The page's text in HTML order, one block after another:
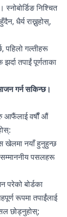
निश्चित
धैर्य राख्नुहोस्,
पहिलो गल्तीहरू
तपाईं पूर्णताका
गर्न सकिन्छ।
आफैंलाई वर्षौं औं
खेलमा नयाँ हुनुहुन्छ
सम्माननीय पसलहरू
परेको बोर्डका
रूपमा तपाईंलाई
छोड्नुहोस्;